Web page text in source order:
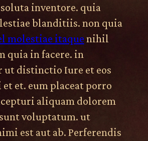
inventore. quia
blanditiis. non quia
molestiae itaque nihil
quia in facere. in
ut distinctio Iure et eos
et. eum placeat porro
aliquam dolorem
voluptatum. ut
est aut ab. Perferendis